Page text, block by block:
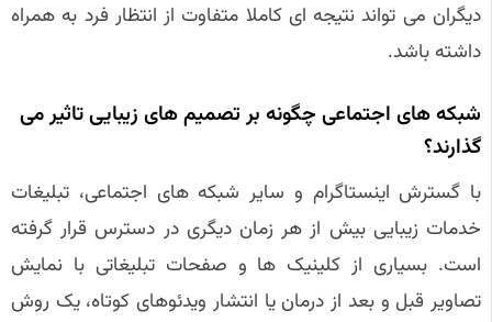
دیگران می تواند نتیجه ای کاملا متفاوت از انتظار فرد به همراه
داشته باشد.
شبکه های اجتماعی چگونه بر تصمیم های زیبایی تاثیر می
گذارند؟
با گسترش اینستاگرام و سایر شبکه های اجتماعی، تبلیغات
خدمات زیبایی بیش از هر زمان دیگری در دسترس قرار گرفته
است. بسیاری از کلینیک ها و صفحات تبلیغاتی با نمایش
تصاویر قبل و بعد از درمان یا انتشار ویدئوهای کوتاه، یک روش